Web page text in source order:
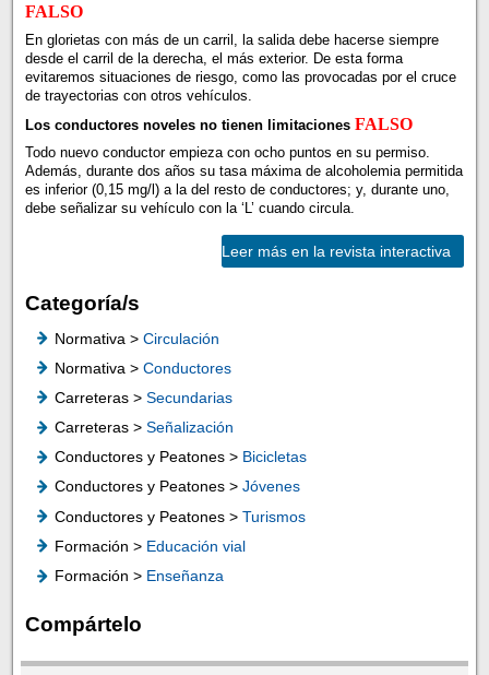
FALSO
En glorietas con más de un carril, la salida debe hacerse siempre
desde el carril de la derecha, el más exterior. De esta forma
evitaremos situaciones de riesgo, como las provocadas por el cruce
de trayectorias con otros vehículos.
Los conductores noveles no tienen limitaciones FALSO
Todo nuevo conductor empieza con ocho puntos en su permiso.
Además, durante dos años su tasa máxima de alcoholemia permitida
es inferior (0,15 mg/l) a la del resto de conductores; y, durante uno,
debe señalizar su vehículo con la ‘L’ cuando circula.
Leer más en la revista interactiva
Categoría/s
Normativa > Circulación
Normativa > Conductores
Carreteras > Secundarias
Carreteras > Señalización
Conductores y Peatones > Bicicletas
Conductores y Peatones > Jóvenes
Conductores y Peatones > Turismos
Formación > Educación vial
Formación > Enseñanza
Compártelo